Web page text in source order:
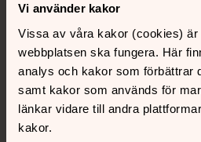
Vi använder kakor
Vissa av våra kakor (cookies) är
webbplatsen ska fungera. Här
analys och kakor som förbättrar
samt kakor som används för
länkar vidare till andra
kakor.
Kontakt
Kalender
Hitta snabbt